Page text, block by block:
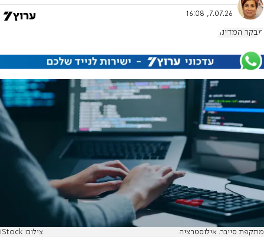
7.07.26, 16:08
מבקר המדינה
מתקפת סייבר. אילוסטרציה צילום: iStock